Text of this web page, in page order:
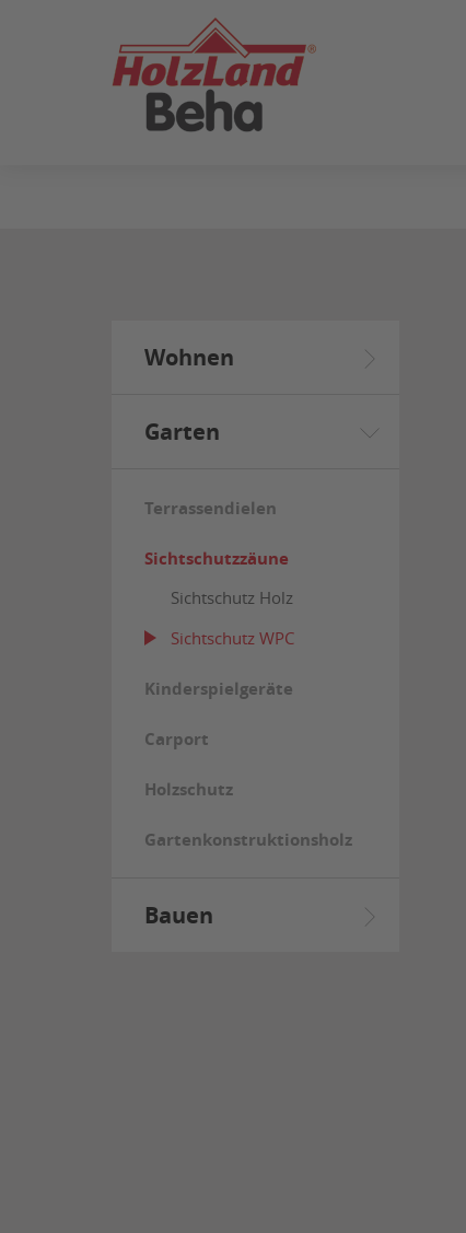
Wohnen
Garten
Terrassendielen
Sichtschutzzäune
Sichtschutz Holz
Sichtschutz WPC
Kinderspielgeräte
Carport
Holzschutz
Gartenkonstruktionsholz
Bauen